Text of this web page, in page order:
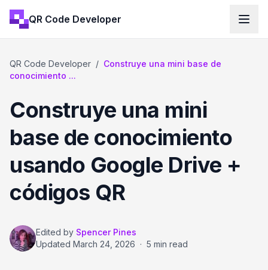
QR Code Developer
QR Code Developer / Construye una mini base de
conocimiento ...
Construye una mini
base de conocimiento
usando Google Drive +
códigos QR
Edited by Spencer Pines
Updated March 24, 2026 · 5 min read